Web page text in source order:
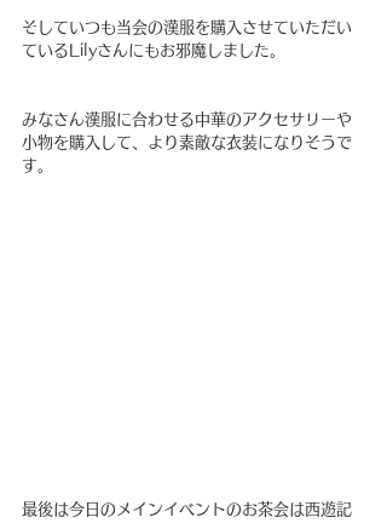
そしていつも当会の漢服を購入させていただい
ているLilyさんにもお邪魔しました。
みなさん漢服に合わせる中華のアクセサリーや
小物を購入して、より素敵な衣装になりそうで
す。
最後は今日のメインイベントのお茶会は西遊記